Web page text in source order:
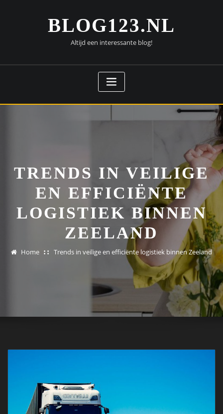
BLOG123.NL
Altijd een interessante blog!
TRENDS IN VEILIGE
EN EFFICIËNTE
LOGISTIEK BINNEN
ZEELAND
Home Trends in veilige en efficiënte logistiek binnen Zeeland